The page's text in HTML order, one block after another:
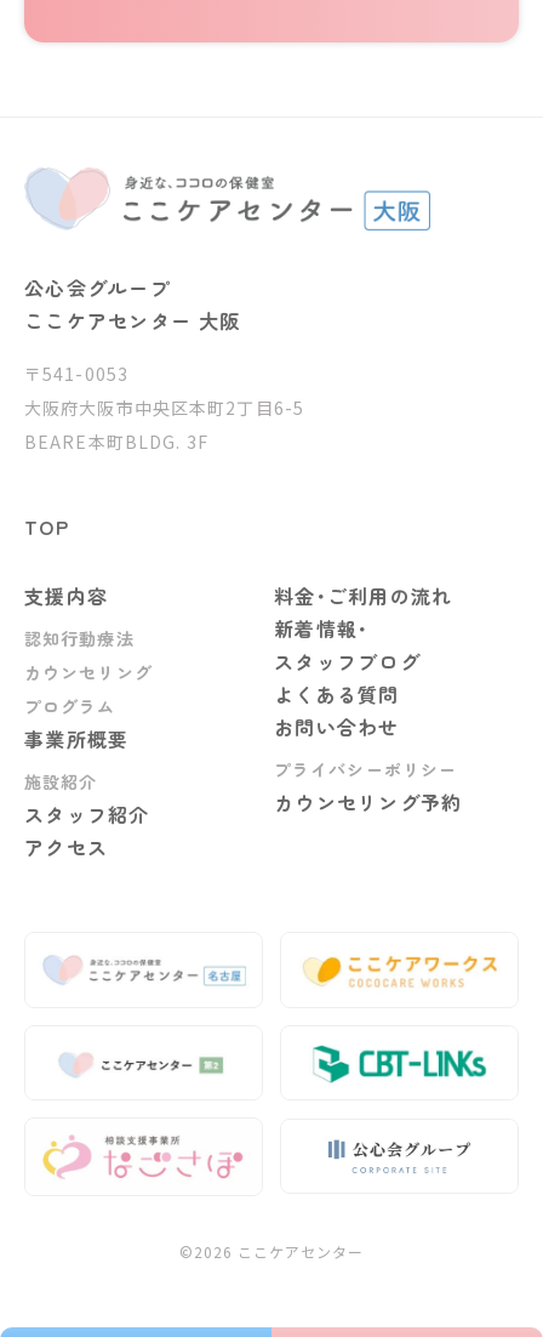
公心会グループ
ここケアセンター 大阪
〒541-0053
大阪府大阪市中央区本町2丁目6-5
BEARE本町BLDG. 3F
TOP
支援内容
認知行動療法
カウンセリング
プログラム
事業所概要
施設紹介
スタッフ紹介
アクセス
料金･ご利用の流れ
新着情報･
スタッフブログ
よくある質問
お問い合わせ
プライバシーポリシー
カウンセリング予約
©2026 ここケアセンター